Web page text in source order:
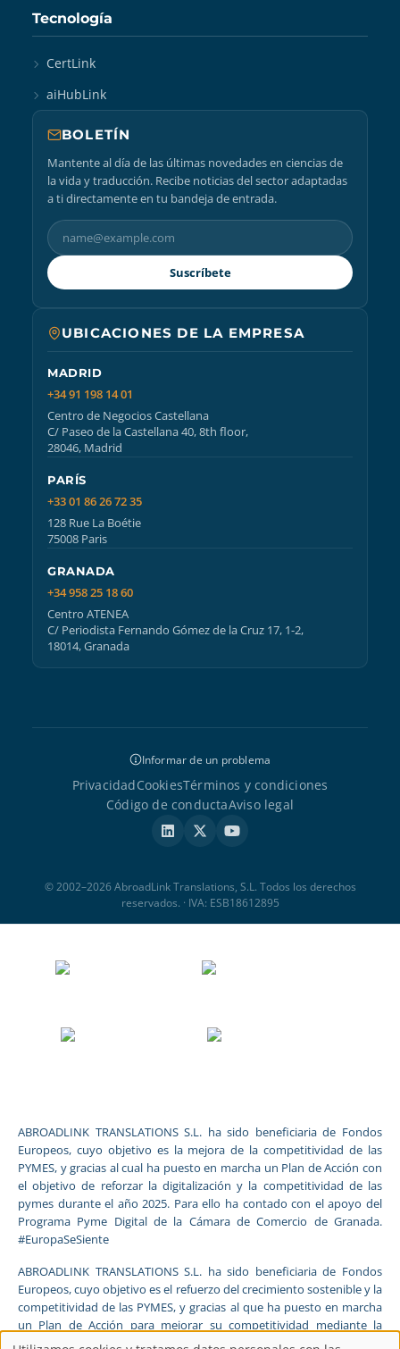
Tecnología
CertLink
aiHubLink
BOLETÍN
Mantente al día de las últimas novedades en ciencias de
la vida y traducción. Recibe noticias del sector adaptadas
a ti directamente en tu bandeja de entrada.
Suscríbete
UBICACIONES DE LA EMPRESA
MADRID
+34 91 198 14 01
Centro de Negocios Castellana
C/ Paseo de la Castellana 40, 8th floor,
28046, Madrid
PARÍS
+33 01 86 26 72 35
128 Rue La Boétie
75008 Paris
GRANADA
+34 958 25 18 60
Centro ATENEA
C/ Periodista Fernando Gómez de la Cruz 17, 1-2,
18014, Granada
Informar de un problema
PrivacidadCookiesTérminos y condiciones
Código de conductaAviso legal
© 2002–2026 AbroadLink Translations, S.L. Todos los derechos
reservados. · IVA: ESB18612895
ABROADLINK TRANSLATIONS S.L. ha sido beneficiaria de Fondos
Europeos, cuyo objetivo es la mejora de la competitividad de las
PYMES, y gracias al cual ha puesto en marcha un Plan de Acción con
el objetivo de reforzar la digitalización y la competitividad de las
pymes durante el año 2025. Para ello ha contado con el apoyo del
Programa Pyme Digital de la Cámara de Comercio de Granada.
#EuropaSeSiente
ABROADLINK TRANSLATIONS S.L. ha sido beneficiaria de Fondos
Europeos, cuyo objetivo es el refuerzo del crecimiento sostenible y la
competitividad de las PYMES, y gracias al que ha puesto en marcha
un Plan de Acción para mejorar su competitividad mediante la
transformación digital, la promoción online y el comercio electrónico